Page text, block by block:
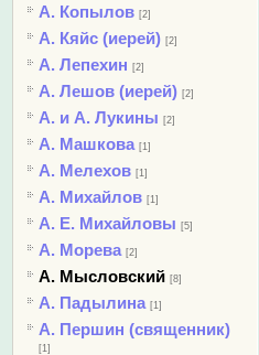
А. Копылов [2]
А. Кяйс (иерей) [2]
А. Лепехин [2]
А. Лешов (иерей) [2]
А. и А. Лукины [2]
А. Машкова [1]
А. Мелехов [1]
А. Михайлов [1]
А. Е. Михайловы [5]
А. Морева [2]
А. Мысловский [8]
А. Падылина [1]
А. Першин (священник)
[1]